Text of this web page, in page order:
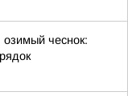
озимый чеснок: